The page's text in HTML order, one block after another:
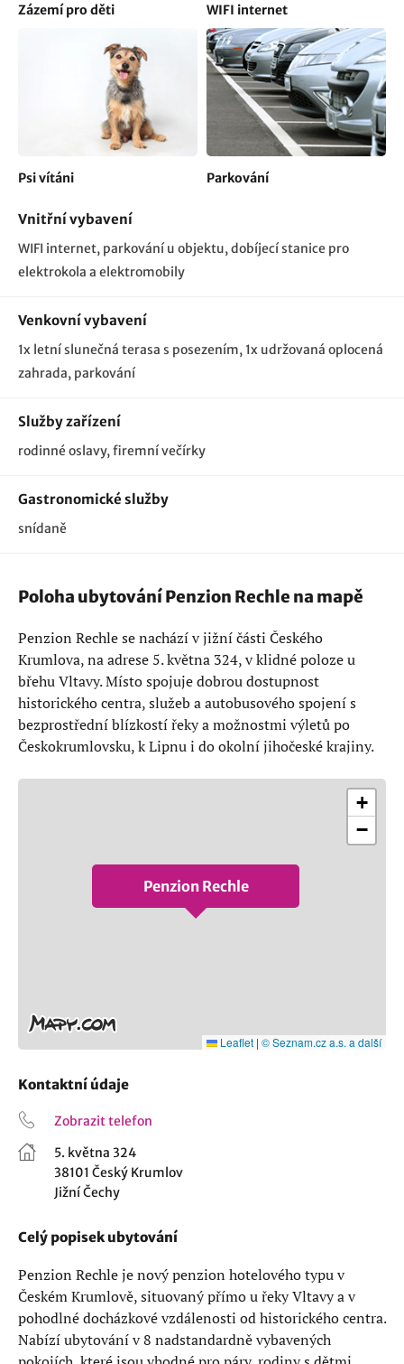
Zázemí pro děti WIFI internet
Psi vítáni Parkování
Vnitřní vybavení
WIFI internet parkování u objektu dobíjecí stanice pro
elektrokola a elektromobily
Gastronomické služby
snídaně
Venkovní vybavení
1x letní slunečná terasa s posezením 1x udržovaná oplocená
zahrada parkování
Služby zařízení
rodinné oslavy, firemní večírky
Poloha ubytování Penzion Rechle na mapě
Penzion Rechle se nachází v jižní části Českého
Krumlova, na adrese 5. května 324, v klidné poloze u
břehu Vltavy. Místo spojuje dobrou dostupnost
historického centra, služeb a autobusového spojení s
bezprostřední blízkostí řeky a možnostmi výletů po
Českokrumlovsku, k Lipnu i do okolní jihočeské krajiny.
Penzion Rechle
+
−
Leaflet | © Seznam.cz a.s. a další
Celý popisek ubytování
Penzion Rechle je nový penzion hotelového typu v
Českém Krumlově, situovaný přímo u řeky Vltavy a v
pohodlné docházkové vzdálenosti od historického centra.
Nabízí ubytování v 8 nadstandardně vybavených
Kontaktní údaje
Zobrazit telefon
5. května 324
38101 Český Krumlov
Jižní Čechy